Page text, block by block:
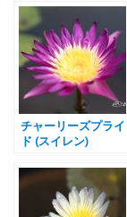
チャーリーズプライ
ド (スイレン)